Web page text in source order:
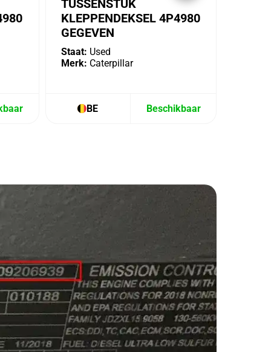
TUSSENSTUK
KLEPPENDEKSEL 4P4980
GEGEVEN
Staat: Used
Merk: Caterpillar
BE Beschikbaar